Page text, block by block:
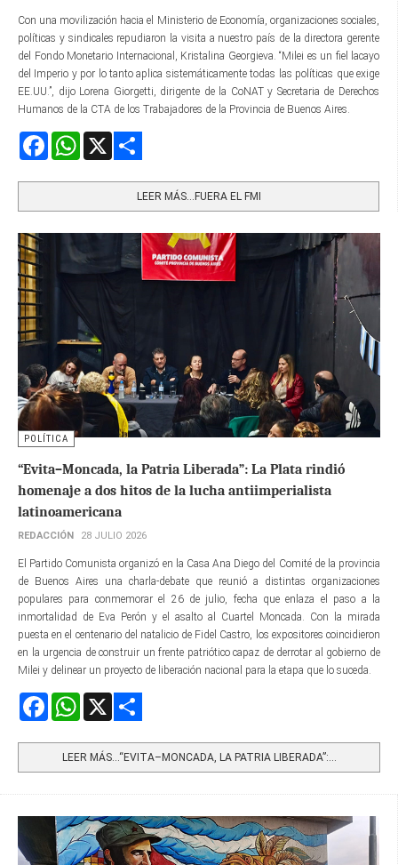
Con una movilización hacia el Ministerio de Economía, organizaciones sociales,
políticas y sindicales repudiaron la visita a nuestro país de la directora gerente​
del Fondo Monetario Internacional, Kristalina Georgieva. “Milei es un fiel lacayo
del Imperio y por lo tanto aplica sistemáticamente todas las políticas que exige
EE.UU.”, dijo Lorena Giorgetti, dirigente de la CoNAT y Secretaria de Derechos
Humanos de la CTA de los Trabajadores de la Provincia de Buenos Aires.
FacebookWhatsApp
LEER MÁS…FUERA EL FMI
POLÍTICA
“Evita–Moncada, la Patria Liberada”: La Plata rindió
homenaje a dos hitos de la lucha antiimperialista
latinoamericana
REDACCIÓN 28 JULIO 2026
El Partido Comunista organizó en la Casa Ana Diego del Comité de la provincia
de Buenos Aires una charla-debate que reunió a distintas organizaciones
populares para conmemorar el 26 de julio, fecha que enlaza el paso a la
inmortalidad de Eva Perón y el asalto al Cuartel Moncada. Con la mirada
puesta en el centenario del natalicio de Fidel Castro, los expositores coincidieron
en la urgencia de construir un frente patriótico capaz de derrotar al gobierno de
Milei y delinear un proyecto de liberación nacional para la etapa que lo suceda.
FacebookWhatsApp
LEER MÁS…“EVITA–MONCADA, LA PATRIA LIBERADA”:...